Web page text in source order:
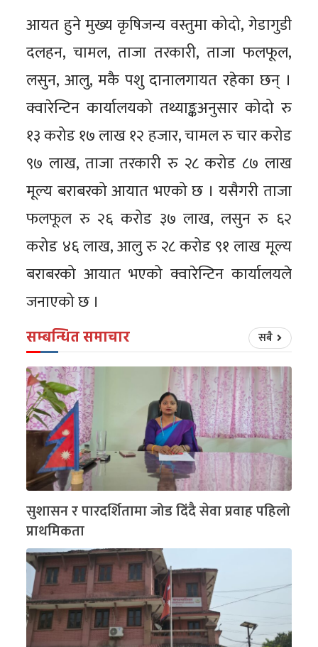
आयत हुने मुख्य कृषिजन्य वस्तुमा कोदो, गेडागुडी
दलहन, चामल, ताजा तरकारी, ताजा फलफूल,
लसुन, आलु, मकै पशु दानालगायत रहेका छन् ।
क्वारेन्टिन कार्यालयको तथ्याङ्कअनुसार कोदो रु
१३ करोड १७ लाख १२ हजार, चामल रु चार करोड
९७ लाख, ताजा तरकारी रु २८ करोड ८७ लाख
मूल्य बराबरको आयात भएको छ । यसैगरी ताजा
फलफूल रु २६ करोड ३७ लाख, लसुन रु ६२
करोड ४६ लाख, आलु रु २८ करोड ९१ लाख मूल्य
बराबरको आयात भएको क्वारेन्टिन कार्यालयले
जनाएको छ ।
सम्बन्धित समाचार सबै
सुशासन र पारदर्शितामा जोड दिंदै सेवा प्रवाह पहिलो
प्राथमिकता